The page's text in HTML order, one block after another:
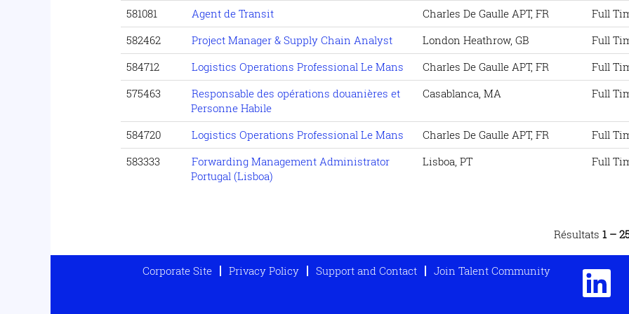
581081
Agent de Transit Charles De Gaulle APT, FR Full
582462
Project Manager & Supply Chain Analyst London Heathrow, GB Full
584712
Logistics Operations Professional Le Mans Charles De Gaulle APT, FR Full
575463
Responsable des opérations douanières et
Personne Habile
Casablanca, MA Full
584720 Logistics Operations Professional Le Mans Charles De Gaulle APT, FR Full
583333
Forwarding Management Administrator
Portugal (Lisboa)
Lisboa, PT Full
Résultats 1 –
Corporate Site Privacy Policy Support and Contact Join Talent Community S